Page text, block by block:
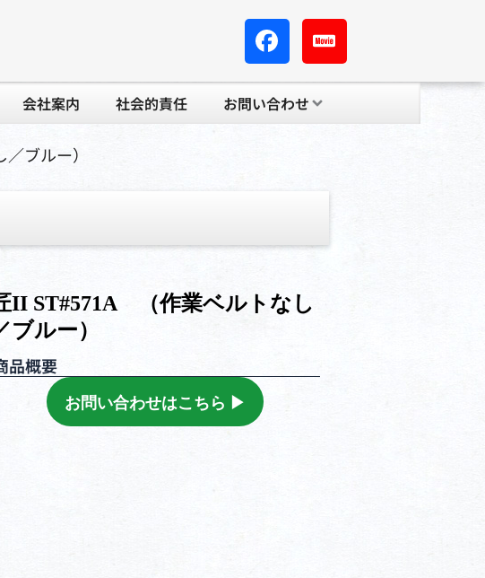
会社案内 社会的責任 お問い合わせ
ブルー）
II ST#571A （作業ベルトなし
ブルー）
品概要
お問い合わせはこちら ▶︎